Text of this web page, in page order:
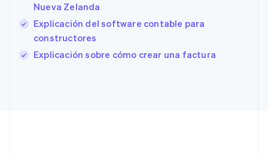
Nueva Zelanda
Explicación del software contable para
constructores
Explicación sobre cómo crear una factura
Finlandia
EnglishSvenska
Francia
Gibraltar